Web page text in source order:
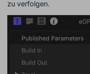
zu verfolgen.